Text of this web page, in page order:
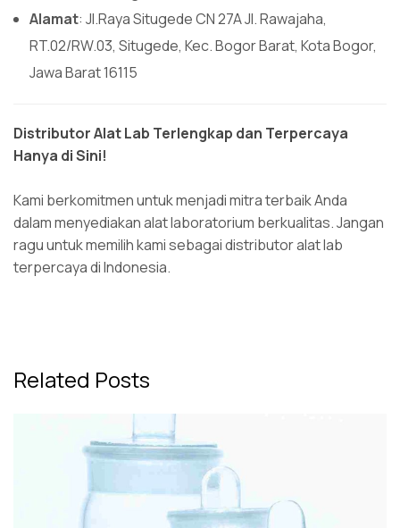
Alamat: Jl.Raya Situgede CN 27A Jl. Rawajaha,
RT.02/RW.03, Situgede, Kec. Bogor Barat, Kota Bogor,
Jawa Barat 16115
Distributor Alat Lab Terlengkap dan Terpercaya
Hanya di Sini!
Kami berkomitmen untuk menjadi mitra terbaik Anda
dalam menyediakan alat laboratorium berkualitas. Jangan
ragu untuk memilih kami sebagai distributor alat lab
terpercaya di Indonesia.
Related Posts